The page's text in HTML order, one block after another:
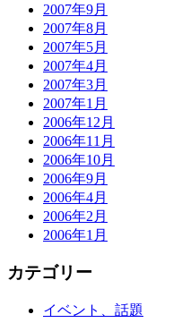
2007年9月
2007年8月
2007年5月
2007年4月
2007年3月
2007年1月
2006年12月
2006年11月
2006年10月
2006年9月
2006年4月
2006年2月
2006年1月
カテゴリー
イベント、話題